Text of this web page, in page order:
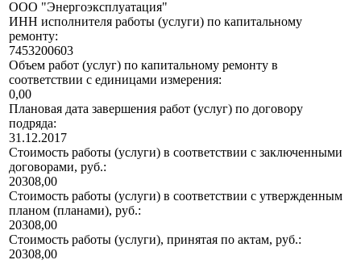
ООО "Энергоэксплуатация"
ИНН исполнителя работы (услуги) по капитальному
ремонту:
7453200603
Объем работ (услуг) по капитальному ремонту в
соответствии с единицами измерения:
0,00
Плановая дата завершения работ (услуг) по договору
подряда:
31.12.2017
Стоимость работы (услуги) в соответствии с заключенными
договорами, руб.:
20308,00
Стоимость работы (услуги) в соответствии с утвержденным
планом (планами), руб.:
20308,00
Стоимость работы (услуги), принятая по актам, руб.:
20308,00